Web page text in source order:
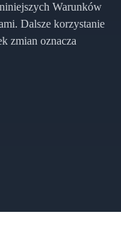
Warunków
Dalsze korzystanie
zmian oznacza